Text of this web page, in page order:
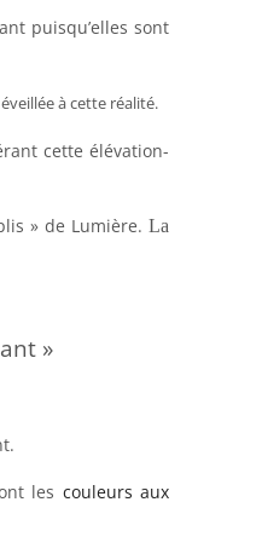
puisqu’elles sont
à cette réalité.
cette élévation-
» de Lumière. La
»
les couleurs aux